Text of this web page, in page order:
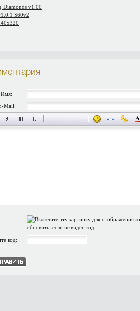
Diamonds v1.00
S60v2
Имя:
Mail:
обновить, если не виден код
код: